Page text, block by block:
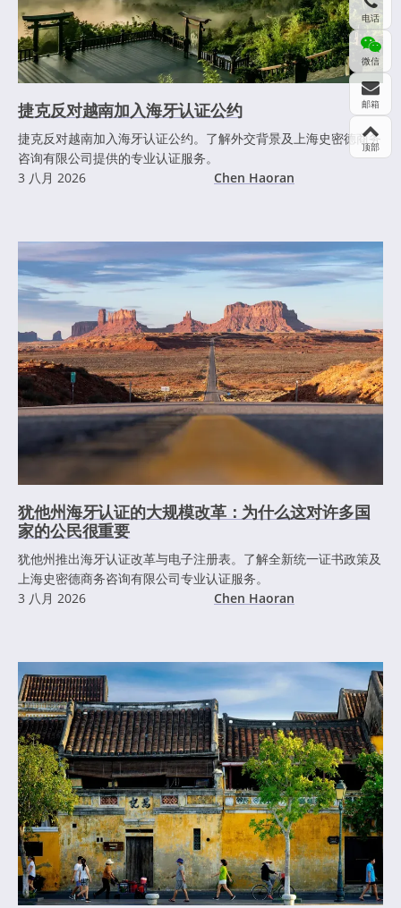
捷克反对越南加入海牙认证公约
捷克反对越南加入海牙认证公约。了解外交背景及上海史密德商务
咨询有限公司提供的专业认证服务。
3 八月 2026
Chen Haoran
犹他州海牙认证的大规模改革：为什么这对许多国
家的公民很重要
犹他州推出海牙认证改革与电子注册表。了解全新统一证书政策及
上海史密德商务咨询有限公司专业认证服务。
3 八月 2026
Chen Haoran
电话
微信
邮箱
顶部